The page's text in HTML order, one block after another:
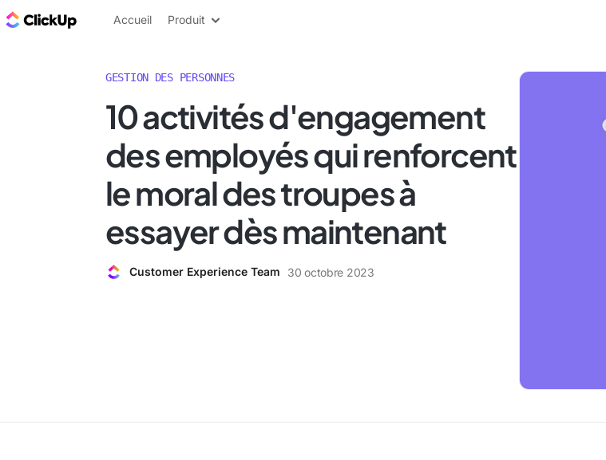
ClickUp Blog
Accueil Produit
GESTION DES PERSONNES
10 activités d'engagement
des employés qui renforcent
le moral des troupes à
essayer dès maintenant
Customer Experience Team 30 octobre 2023